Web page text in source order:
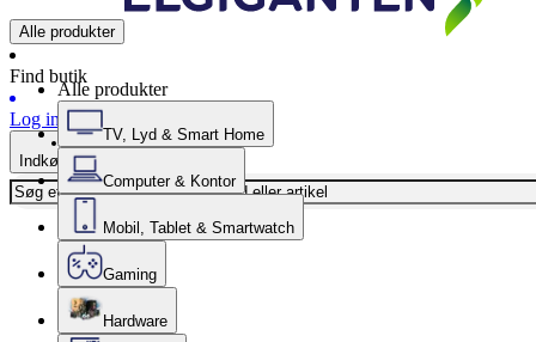
Alle produkter
Find butik
Log ind
Indkøbskurv
Alle produkter
TV, Lyd & Smart Home
Computer & Kontor
Mobil, Tablet & Smartwatch
Gaming
Hardware